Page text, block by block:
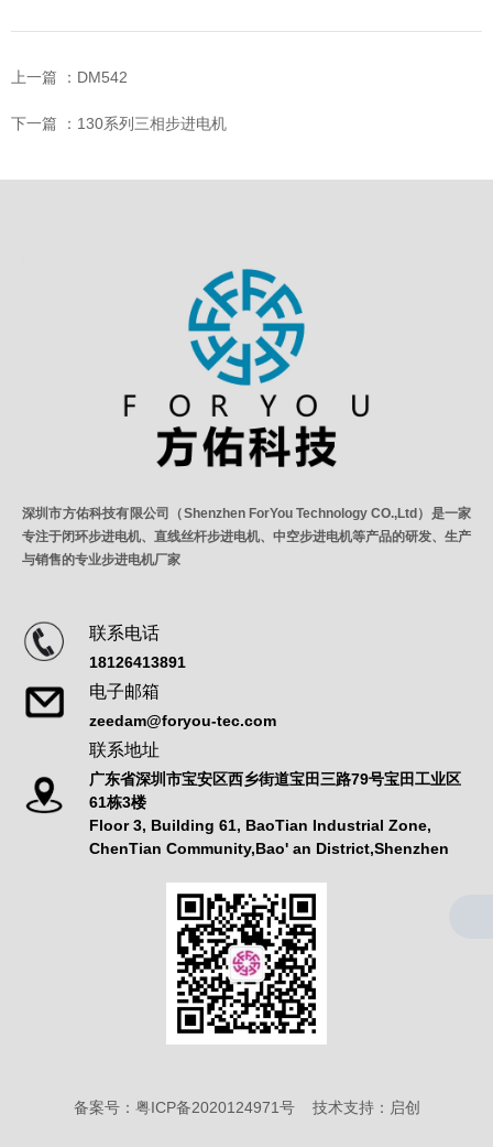
上一篇 ： DM542
下一篇 ： 130系列三相步进电机
深圳市方佑科技有限公司（Shenzhen ForYou Technology CO.,Ltd）是一家
专注于闭环步进电机、直线丝杆步进电机、中空步进电机等产品的研发、生产
与销售的专业步进电机厂家
联系电话
18126413891
电子邮箱
zeedam@foryou-tec.com
联系地址
广东省深圳市宝安区西乡街道宝田三路79号宝田工业区
61栋3楼
Floor 3, Building 61, BaoTian Industrial Zone,
ChenTian Community,Bao' an District,Shenzhen
备案号： 粤ICP备2020124971号技术支持： 启创